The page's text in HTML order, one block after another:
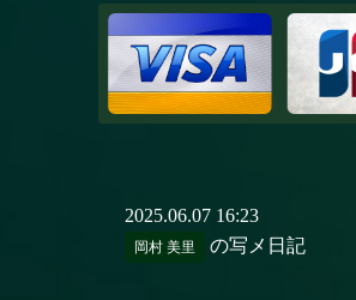
2025.06.07 16:23
岡村 美里 の写メ日記